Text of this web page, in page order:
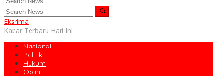
Eksrima
Kabar Terbaru Hari Ini
Nasional
Politik
Hukum
Opini